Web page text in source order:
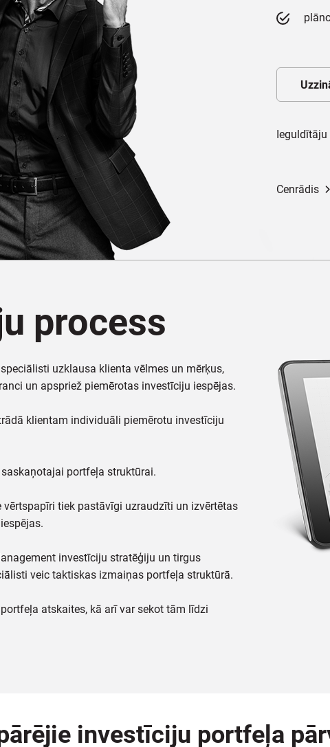
Ieguldītāju
Cenrādis
process
uzklausa klienta vēlmes un mērķus,
un apspriež piemērotas investīciju iespējas.
klientam individuāli piemērotu investīciju
portfeļa struktūrai.
tiek pastāvīgi uzraudzīti un izvērtētas
investīciju stratēģiju un tirgus
veic taktiskas izmaiņas portfeļa struktūrā.
atskaites, kā arī var sekot tām līdzi
investīciju portfeļa